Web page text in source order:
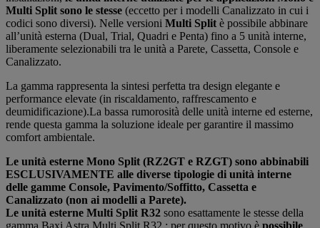
Multi Split sono le stesse (eccetto per i modelli Canalizzato in cui i
codici sono diversi). Nelle versioni Multi Split è possibile abbinare
all’unità esterna (Dual, Trial, Quadri e Penta) fino a 5 unità interne,
liberamente selezionabili tra le unità a Parete, Cassetta, Console e
Canalizzato.
La gamma rappresenta la sintesi perfetta tra design elegante e
performance elevate (in riscaldamento, raffrescamento e
deumidificazione).La bassa rumorosità delle unità interne ed esterne,
rende questa gamma la soluzione ideale per garantire il massimo
comfort ambientale.
Le unità esterne Mono Split (RZ2GT e RZGT) sono abbinabili
ESCLUSIVAMENTE alle diverse tipologie di unità interne
delle gamme Console, Pavimento/Soffitto, Cassetta e
Canalizzato (non ai modelli a Parete).
Le unità esterne Multi Split R32 sono esattamente le stesse della